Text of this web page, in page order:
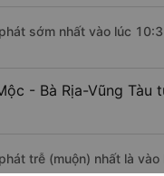
sớm nhất vào lúc
- Bà Rịa-Vũng
trễ (muộn) nhất là